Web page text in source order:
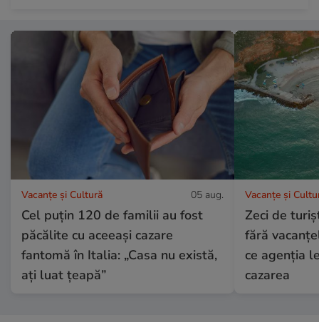
Vacanțe și Cultură 05 aug.
Cel puțin 120 de familii au fost
păcălite cu aceeași cazare
fantomă în Italia: „Casa nu există,
ați luat țeapă”
Vacanțe și
Zeci de
fără
ce agenția
cazarea